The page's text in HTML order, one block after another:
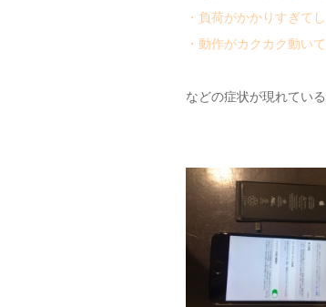
・負荷がかかりすぎて
・動作がカクカク動い
などの症状が現れてい